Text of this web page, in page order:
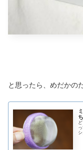
と思ったら、めだかの